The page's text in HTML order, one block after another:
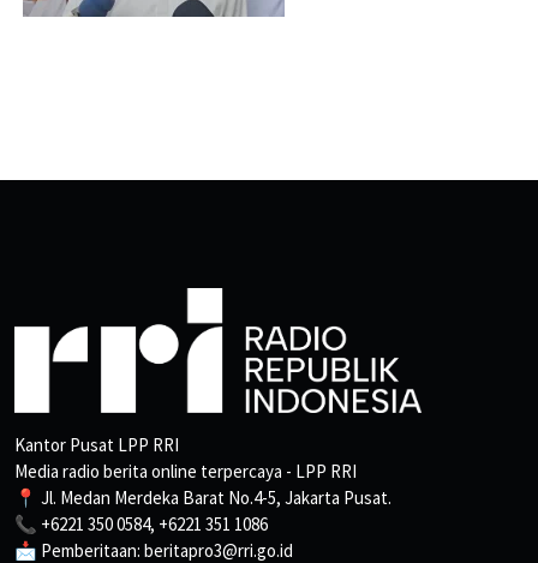
Kantor Pusat LPP RRI
Media radio berita online terpercaya - LPP RRI
📍 Jl. Medan Merdeka Barat No.4-5, Jakarta Pusat.
📞 +6221 350 0584, +6221 351 1086
📩 Pemberitaan: beritapro3@rri.go.id